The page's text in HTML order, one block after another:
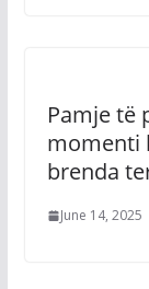
Pamje të
momenti
brenda
June 14, 2025